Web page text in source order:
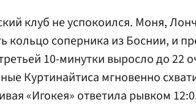
клуб не успокоился. Моня,
кольцо соперника из Боснии, и
10-минутки выросло до 22
Куртинайтиса мгновенно
«Игокея» ответила рывком